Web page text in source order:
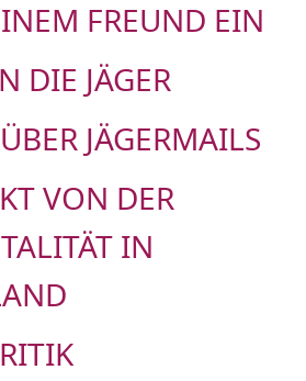
FREUND EIN
DIE JÄGER
JÄGERMAILS
VON DER
IN